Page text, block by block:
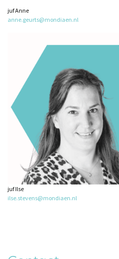
juf Anne
anne.geurts@mondiaen.nl
juf Ilse
ilse.stevens@mondiaen.nl